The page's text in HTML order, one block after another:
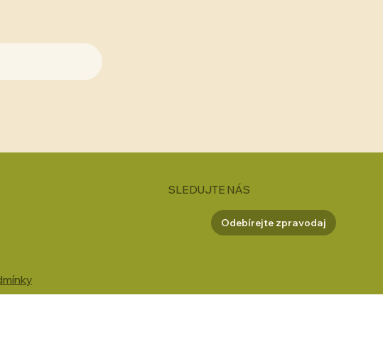
SLEDUJTE NÁS
Odebírejte zpravodaj